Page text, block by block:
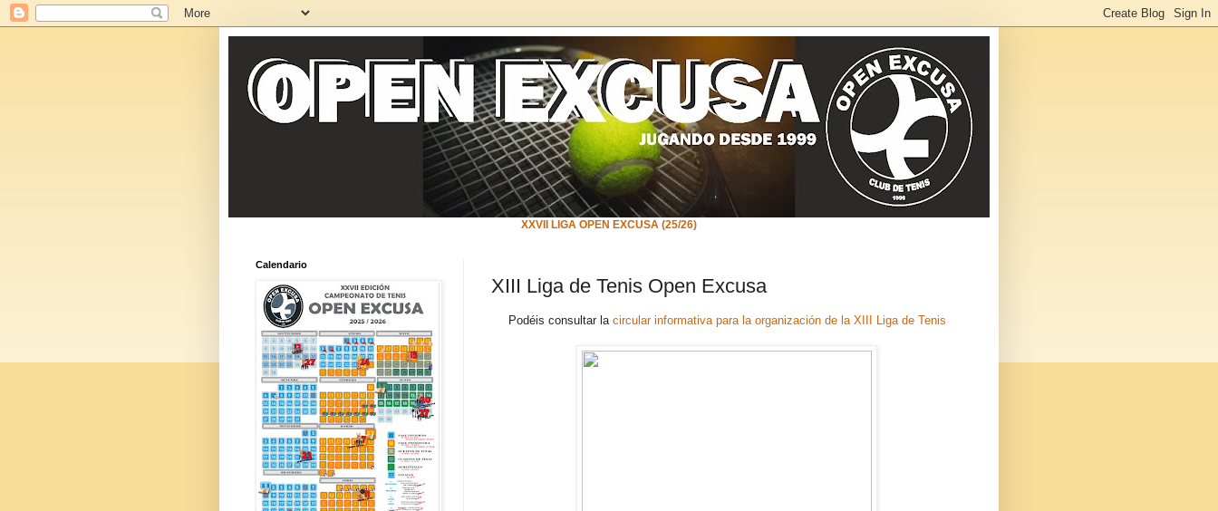
XXVII LIGA OPEN EXCUSA (25/26)
XIII Liga de Tenis Open Excusa
Podéis consultar la circular informativa para la organización de la XIII Liga de Tenis
Calendario